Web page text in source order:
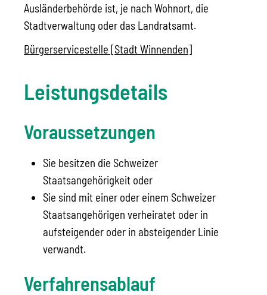
Ausländerbehörde ist, je nach Wohnort, die
Stadtverwaltung oder das Landratsamt.
Bürgerservicestelle [Stadt Winnenden]
Leistungsdetails
Voraussetzungen
Sie besitzen die Schweizer
Staatsangehörigkeit oder
Sie sind mit einer oder einem Schweizer
Staatsangehörigen verheiratet oder in
aufsteigender oder in absteigender Linie
verwandt.
Verfahrensablauf